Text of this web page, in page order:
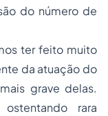
do número de
ter feito muito
da atuação do
grave delas.
rara